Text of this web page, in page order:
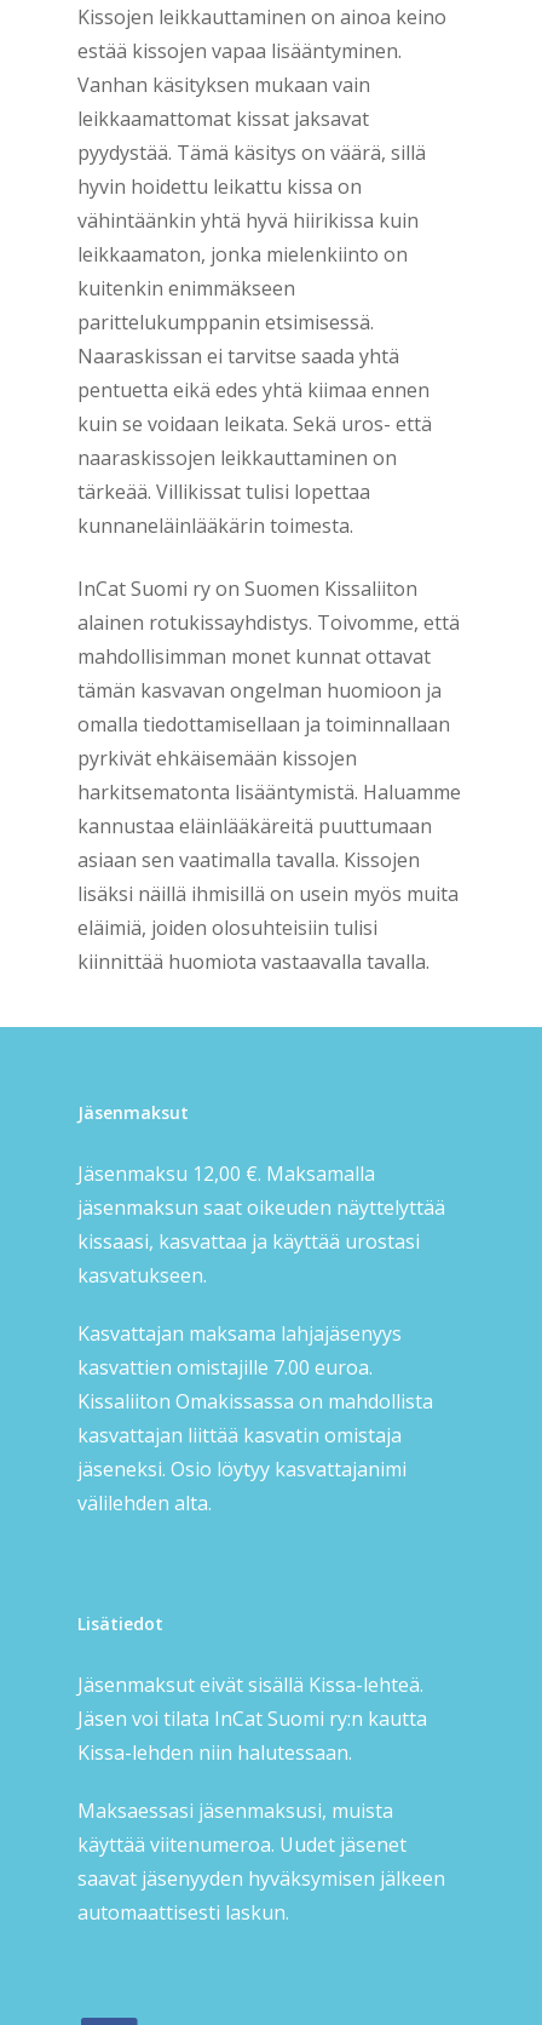
Kissojen leikkauttaminen on ainoa keino
estää kissojen vapaa lisääntyminen.
Vanhan käsityksen mukaan vain
leikkaamattomat kissat jaksavat
pyydystää. Tämä käsitys on väärä, sillä
hyvin hoidettu leikattu kissa on
vähintäänkin yhtä hyvä hiirikissa kuin
leikkaamaton, jonka mielenkiinto on
kuitenkin enimmäkseen
parittelukumppanin etsimisessä.
Naaraskissan ei tarvitse saada yhtä
pentuetta eikä edes yhtä kiimaa ennen
kuin se voidaan leikata. Sekä uros- että
naaraskissojen leikkauttaminen on
tärkeää. Villikissat tulisi lopettaa
kunnaneläinlääkärin toimesta.
InCat Suomi ry on Suomen Kissaliiton
alainen rotukissayhdistys. Toivomme, että
mahdollisimman monet kunnat ottavat
tämän kasvavan ongelman huomioon ja
omalla tiedottamisellaan ja toiminnallaan
pyrkivät ehkäisemään kissojen
harkitsematonta lisääntymistä. Haluamme
kannustaa eläinlääkäreitä puuttumaan
asiaan sen vaatimalla tavalla. Kissojen
lisäksi näillä ihmisillä on usein myös muita
eläimiä, joiden olosuhteisiin tulisi
kiinnittää huomiota vastaavalla tavalla.
Jäsenmaksut
Jäsenmaksu 12,00 €. Maksamalla
jäsenmaksun saat oikeuden näyttelyttää
kissaasi, kasvattaa ja käyttää urostasi
kasvatukseen.
Kasvattajan maksama lahjajäsenyys
kasvattien omistajille 7.00 euroa.
Kissaliiton Omakissassa on mahdollista
kasvattajan liittää kasvatin omistaja
jäseneksi. Osio löytyy kasvattajanimi
välilehden alta.
Lisätiedot
Jäsenmaksut eivät sisällä Kissa-lehteä.
Jäsen voi tilata InCat Suomi ry:n kautta
Kissa-lehden niin halutessaan.
Maksaessasi jäsenmaksusi, muista
käyttää viitenumeroa. Uudet jäsenet
saavat jäsenyyden hyväksymisen jälkeen
automaattisesti laskun.